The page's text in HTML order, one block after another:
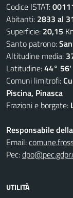
Codice ISTAT:
Abitanti: 2833 al
Superficie: 20,15
Santo patrono:
Altitudine media:
Latitudine:44°
Comuni limitrofi:
Piscina, Pinasca
Frazioni e borgate:
Responsabile
Email:
Pec:
UTILITÀ